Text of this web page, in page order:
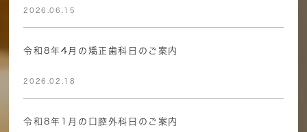
2026.06.15
令和8年4月の矯正歯科日のご案内
2026.02.18
令和8年1月の口腔外科日のご案内